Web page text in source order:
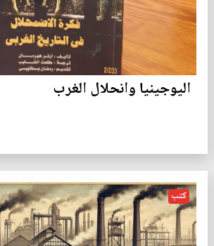
اليوجينيا وانحلال الغرب
كتب